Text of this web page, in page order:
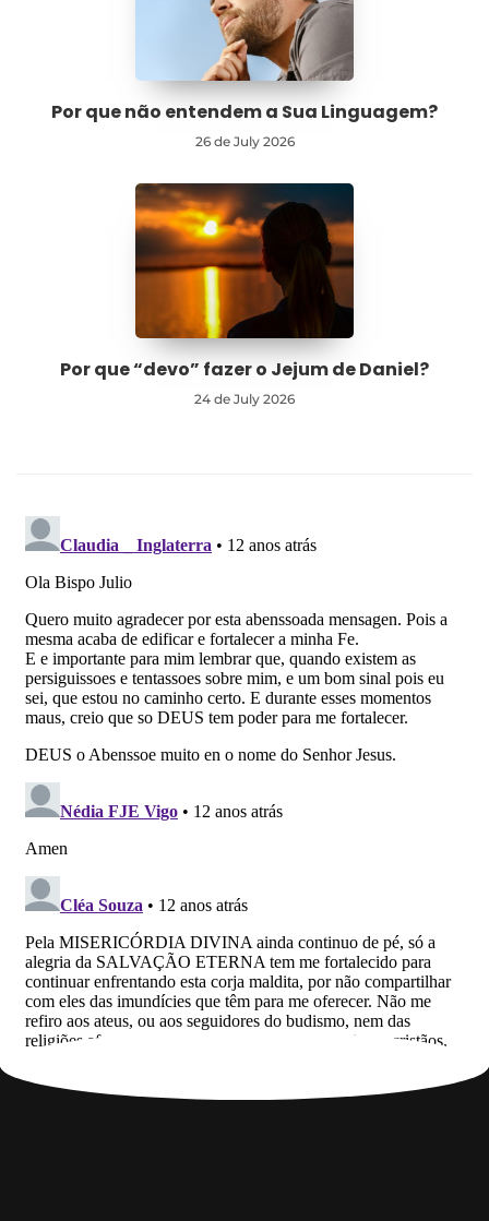
Por que não entendem a Sua Linguagem?
26 de July 2026
Por que “devo” fazer o Jejum de Daniel?
24 de July 2026